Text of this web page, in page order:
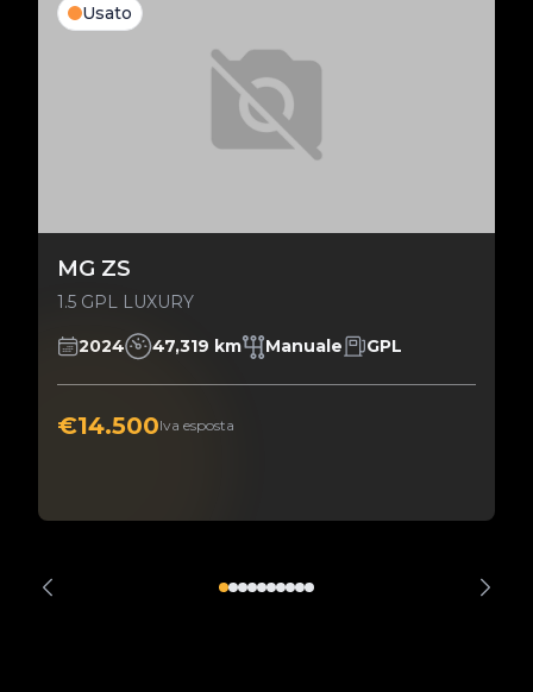
Usato
MG ZS
1.5 GPL LUXURY
2024 47,319 km Manuale GPL
€14.500Iva esposta